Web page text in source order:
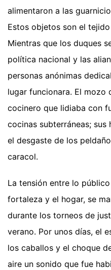
alimentaron a las
Estos objetos son el
Mientras que los duques
política nacional y las
personas anónimas
lugar funcionara. El mozo
cocinero que lidiaba con
cocinas subterráneas;
el desgaste de los
caracol.
La tensión entre lo
fortaleza y el hogar, se
durante los torneos de
verano. Por unos días, el
los caballos y el choque
aire un sonido que fue